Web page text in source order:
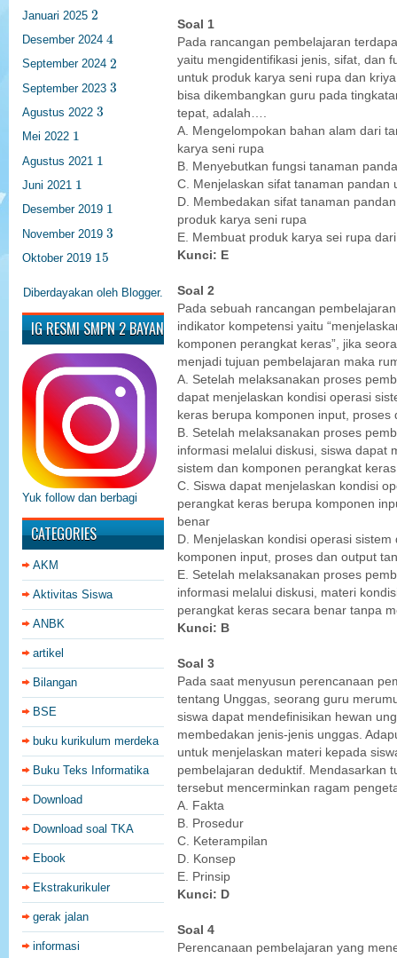
Januari 2025 2
2
Desember 2024 4
4
September 2024 2
2
September 2023 3
3
Agustus 2022 3
3
Mei 2022 1
1
Agustus 2021 1
1
Juni 2021 1
1
Desember 2019 1
1
November 2019 3
3
Oktober 2019 15
15
Diberdayakan oleh Blogger.
IG RESMI SMPN 2 BAYAN
Yuk follow dan berbagi
CATEGORIES
AKM
Aktivitas Siswa
ANBK
artikel
Bilangan
BSE
buku kurikulum merdeka
Buku Teks Informatika
Download
Download soal TKA
Ebook
Ekstrakurikuler
gerak jalan
informasi
Soal 1
Pada rancangan pembelajaran
yaitu mengidentifikasi jenis, sifat, dan
untuk produk karya seni rupa dan
bisa dikembangkan guru pada
tepat, adalah….
A. Mengelompokan bahan alam dari
karya seni rupa
B. Menyebutkan fungsi tanaman
C. Menjelaskan sifat tanaman pandan
D. Membedakan sifat tanaman
produk karya seni rupa
E. Membuat produk karya sei rupa
Kunci: E
Soal 2
Pada sebuah rancangan
indikator kompetensi yaitu
komponen perangkat keras”, jika
menjadi tujuan pembelajaran maka
A. Setelah melaksanakan proses
dapat menjelaskan kondisi operasi
keras berupa komponen input, proses
B. Setelah melaksanakan proses
informasi melalui diskusi, siswa dapat
sistem dan komponen perangkat
C. Siswa dapat menjelaskan kondisi
perangkat keras berupa komponen
benar
D. Menjelaskan kondisi operasi
komponen input, proses dan output
E. Setelah melaksanakan proses
informasi melalui diskusi, materi
perangkat keras secara benar tanpa
Kunci: B
Soal 3
Pada saat menyusun perencanaan
tentang Unggas, seorang guru
siswa dapat mendefinisikan hewan
membedakan jenis-jenis unggas.
untuk menjelaskan materi kepada
pembelajaran deduktif. Mendasarkan
tersebut mencerminkan ragam
A. Fakta
B. Prosedur
C. Keterampilan
D. Konsep
E. Prinsip
Kunci: D
Soal 4
Perencanaan pembelajaran yang